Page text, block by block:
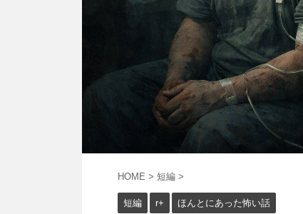
HOME > 短編 >
短編 r+ ほんとにあった怖い話